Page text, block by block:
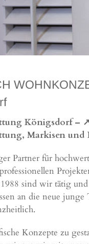
Königsdorf –
Markisen und
Partner für
sind wir tätig
an die neue
Konzepte zu